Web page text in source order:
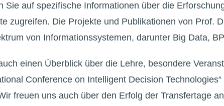
Sie auf spezifische Informationen über die
zugreifen. Die Projekte und Publikationen von Prof.
von Informationssystemen, darunter Big Data,
einen Überblick über die Lehre, besondere
Conference on Intelligent Decision
freuen uns auch über den Erfolg der Transfertage